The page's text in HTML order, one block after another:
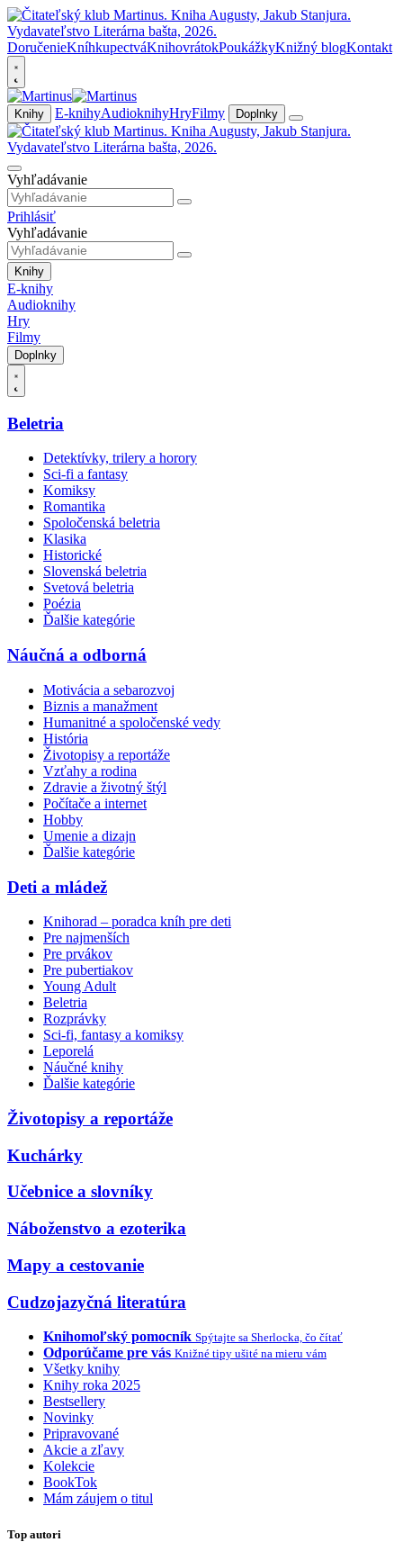
DoručenieKníhkupectváKnihovrátokPoukážkyKnižný blogKontakt
Knihy E-knihyAudioknihyHryFilmy Doplnky
Vyhľadávanie
Prihlásiť
Vyhľadávanie
Knihy
E-knihy
Audioknihy
Hry
Filmy
Doplnky
Beletria
Detektívky, trilery a horory
Sci-fi a fantasy
Komiksy
Romantika
Spoločenská beletria
Klasika
Historické
Slovenská beletria
Svetová beletria
Poézia
Ďalšie kategórie
Náučná a odborná
Motivácia a sebarozvoj
Biznis a manažment
Humanitné a spoločenské vedy
História
Životopisy a reportáže
Vzťahy a rodina
Zdravie a životný štýl
Počítače a internet
Hobby
Umenie a dizajn
Ďalšie kategórie
Deti a mládež
Knihorad – poradca kníh pre deti
Pre najmenších
Pre prvákov
Pre pubertiakov
Young Adult
Beletria
Rozprávky
Sci-fi, fantasy a komiksy
Leporelá
Náučné knihy
Ďalšie kategórie
Životopisy a reportáže
Kuchárky
Učebnice a slovníky
Náboženstvo a ezoterika
Mapy a cestovanie
Cudzojazyčná literatúra
Knihomoľský pomocník Spýtajte sa Sherlocka, čo čítať
Odporúčame pre vás Knižné tipy ušité na mieru vám
Všetky knihy
Knihy roka 2025
Bestsellery
Novinky
Pripravované
Akcie a zľavy
Kolekcie
BookTok
Mám záujem o titul
Top autori